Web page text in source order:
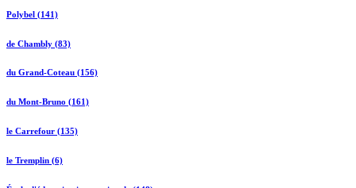
Polybel (141)
de Chambly (83)
du Grand-Coteau (156)
du Mont-Bruno (161)
le Carrefour (135)
le Tremplin (6)